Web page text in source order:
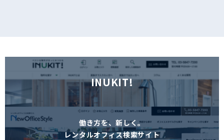
INUKIT!
働き方を、新しく。
レンタルオフィス検索サイト